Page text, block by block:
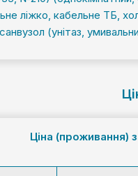
ліжко, кабельне ТБ,
(унітаз,
Ціна (проживання)